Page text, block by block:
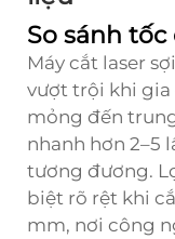
So sánh
Máy cắt laser
vượt trội khi
mỏng đến
nhanh hơn 2–5
tương đương.
biệt rõ rệt khi
mm, nơi công